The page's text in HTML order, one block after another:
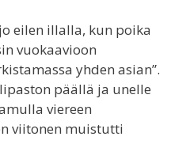
eilen illalla, kun poika
vuokaavioon
yhden asian”.
päällä ja unelle
viereen
viitonen muistutti